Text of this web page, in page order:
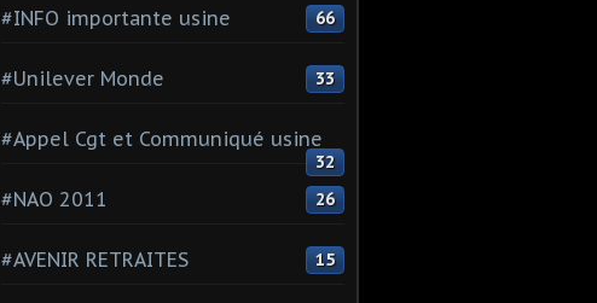
#INFO importante usine 66
#Unilever Monde 33
#Appel Cgt et Communiqué usine
32
#NAO 2011 26
#AVENIR RETRAITES 15